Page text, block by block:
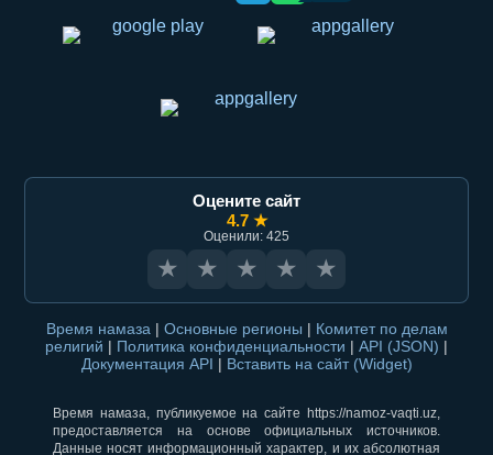
Оцените сайт
4.7 ★
Оценили: 425
★ ★ ★ ★ ★
Время намаза | Основные регионы | Комитет по делам
религий | Политика конфиденциальности | API (JSON) |
Документация API | Вставить на сайт (Widget)
Время намаза, публикуемое на сайте https://namoz-vaqti.uz,
предоставляется на основе официальных источников.
Данные носят информационный характер, и их абсолютная